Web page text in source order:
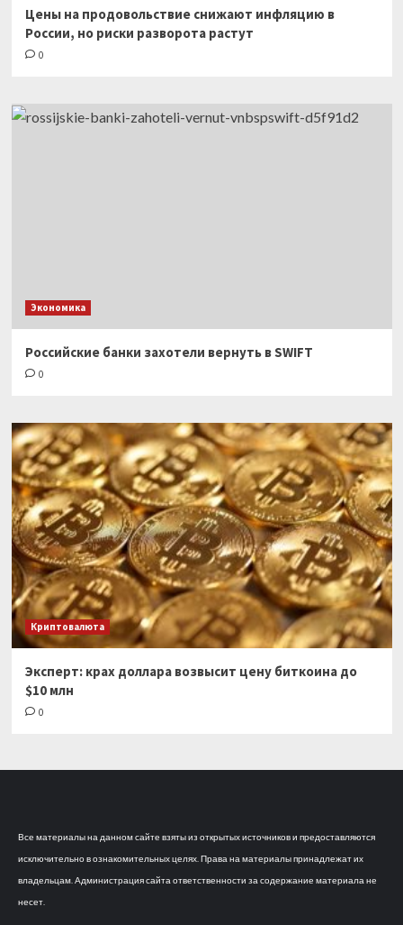
Цены на продовольствие снижают инфляцию в
России, но риски разворота растут
0
Экономика
Российские банки захотели вернуть в SWIFT
0
Криптовалюта
Эксперт: крах доллара возвысит цену биткоина до
$10 млн
0
Все материалы на данном сайте взяты из открытых источников и предоставляются
исключительно в ознакомительных целях. Права на материалы принадлежат их
владельцам. Администрация сайта ответственности за содержание материала не
несет.